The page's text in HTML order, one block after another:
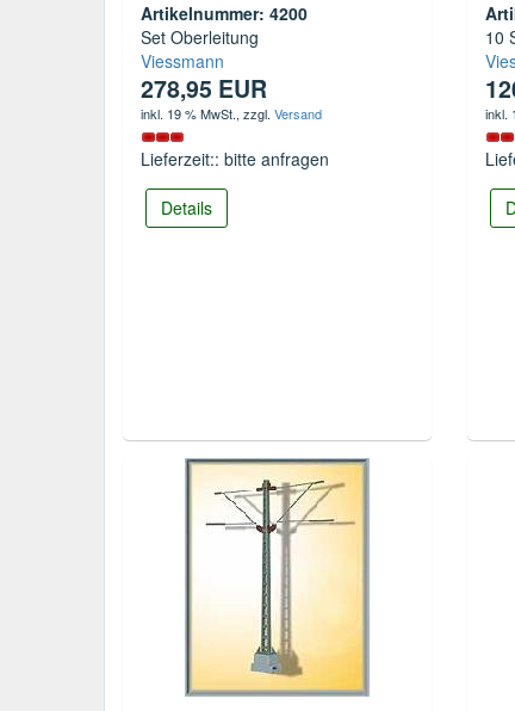
Artikelnummer: 4200
Set Oberleitung
Viessmann
278,95 EUR
inkl. 19 % MwSt., zzgl. Versand
Lieferzeit:: bitte anfragen
Details
10
inkl.